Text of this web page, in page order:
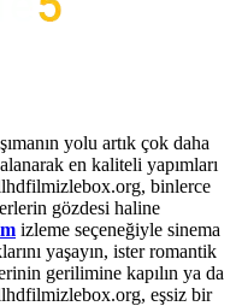
yolu artık çok daha
en kaliteli yapımları
binlerce
gözdesi haline
izleme seçeneğiyle sinema
yaşayın, ister romantik
gerilimine kapılın ya da
eşsiz bir